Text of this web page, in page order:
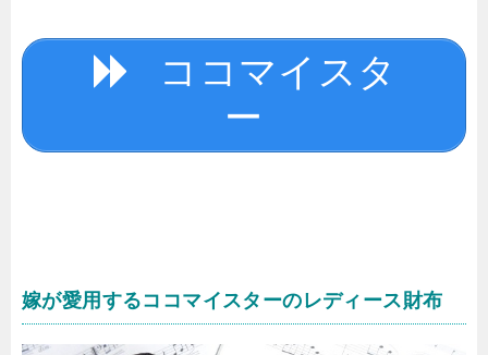
ココマイスタ
ー
嫁が愛用するココマイスターのレディース財布